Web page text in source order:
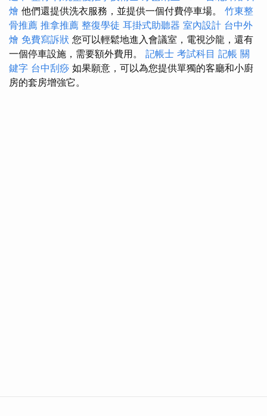
燴 他們還提供洗衣服務，並提供一個付費停車場。 竹東整
骨推薦 推拿推薦 整復學徒 耳掛式助聽器 室內設計 台中外
燴 免費寫訴狀 您可以輕鬆地進入會議室，電視沙龍，還有
一個停車設施，需要額外費用。 記帳士 考試科目 記帳 關
鍵字 台中刮痧 如果願意，可以為您提供單獨的客廳和小廚
房的套房增強它。